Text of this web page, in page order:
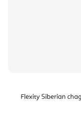
Flexity Siberian